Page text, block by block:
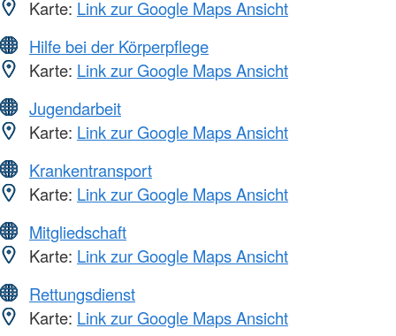
Karte: Link zur Google Maps Ansicht
Hilfe bei der Körperpflege
Karte: Link zur Google Maps Ansicht
Jugendarbeit
Karte: Link zur Google Maps Ansicht
Krankentransport
Karte: Link zur Google Maps Ansicht
Mitgliedschaft
Karte: Link zur Google Maps Ansicht
Rettungsdienst
Karte: Link zur Google Maps Ansicht